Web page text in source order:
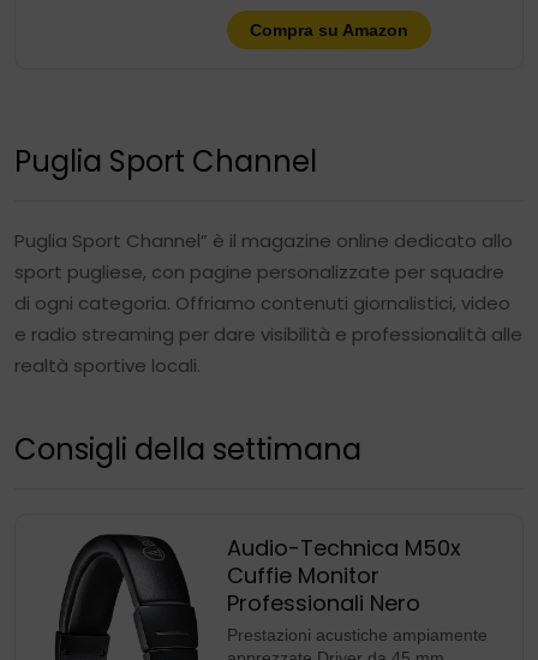
Compra su Amazon
Puglia Sport Channel
Puglia Sport Channel” è il magazine online dedicato allo
sport pugliese, con pagine personalizzate per squadre
di ogni categoria. Offriamo contenuti giornalistici, video
e radio streaming per dare visibilità e professionalità alle
realtà sportive locali.
Consigli della settimana
Audio-Technica M50x
Cuffie Monitor
Professionali Nero
Prestazioni acustiche ampiamente